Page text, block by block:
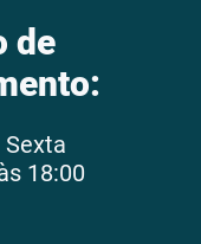
de
Sexta
18:00